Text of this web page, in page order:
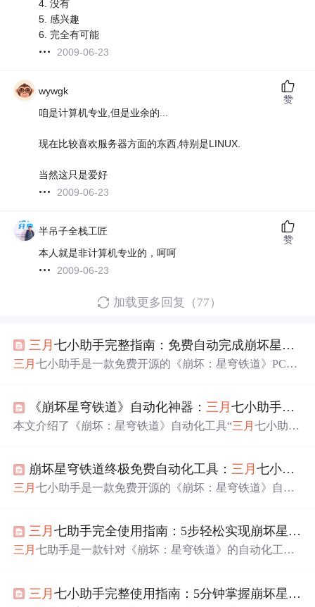
4. 没有
5. 感兴趣
6. 完全有可能
2009-06-23
wywgk
咱是计算机专业,但是业余的...
现在比较喜欢服务器方面的东西,特别是LINUX.
当然这只是爱好
2009-06-23
赞
半吊子全栈工匠
本人就是非计算机专业的，呵呵
2009-06-23
赞
加载更多回复（77）
三月七小助手完整指南：免费自动完成崩坏星穹铁道日常任务
三月七小助手是一款免费开源的《崩坏：星穹铁道》PC端
台消息推送、定时运行与个性化配置，帮助玩家高效管理
游戏进度，减少重复操作负担。
《崩坏星穹铁道》自动化神器：三月七小助手的终极使用宝典
本文介绍了《崩坏：星穹铁道》自动化工具“三月七小助
图像识别技术，支持图形化操作界面，适合无编程基础的
玩家使用，有效提升游戏效率。
崩坏星穹铁道终极免费自动化工具：三月七小助手完整使用指南
三月七小助手是一款免费开源的《崩坏：星穹铁道》自动
调度与实时消息推送，适用于上班族、学生及多号玩家，
大幅提升游戏效率，降低重复操作负担。
三月七助手完全使用指南：5步轻松实现崩坏星穹铁道自动化
三月七助手是一款针对《崩坏：星穹铁道》的自动化工
效率并减少遗漏。工具基于Python开发，适用于Windows系
三月七小助手完整使用指南：5分钟掌握崩坏星穹铁道自动化操作